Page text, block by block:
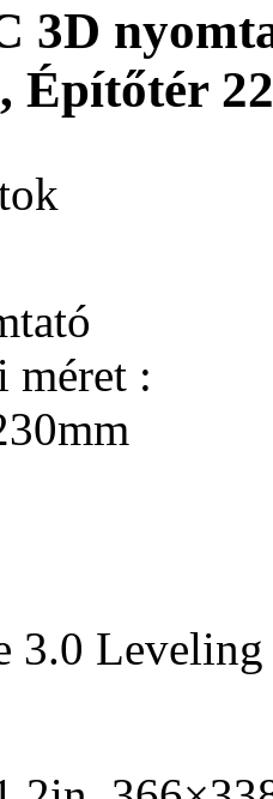
3D
Építőtér
méret :
3.0 Leveling